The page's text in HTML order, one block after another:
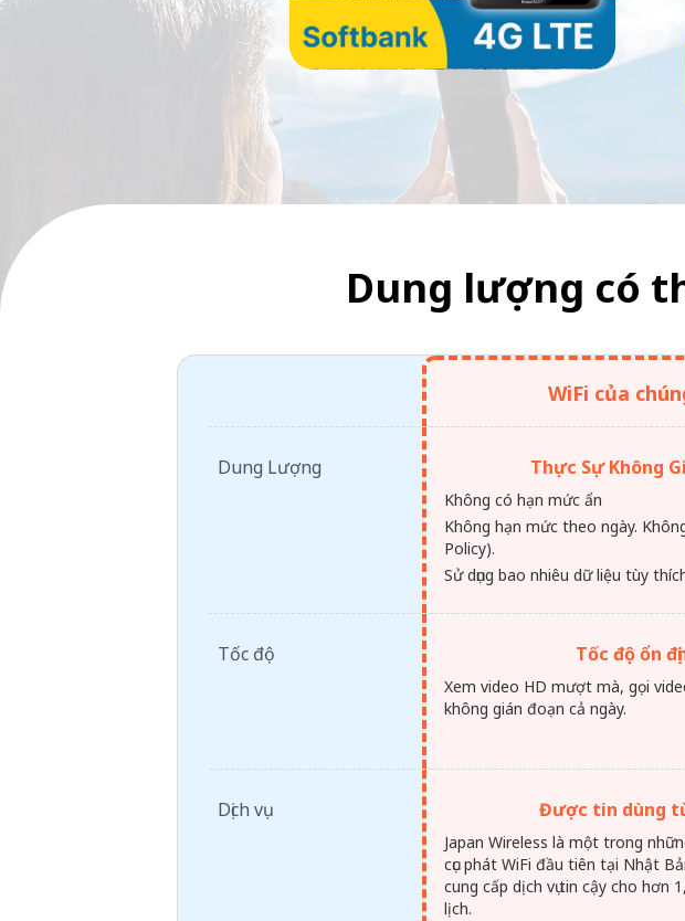
Dung lượng có
WiFi của
Dung Lượng Thực Sự Không
Không có hạn mức ẩn
Không hạn mức theo ngày.
Policy).
Sử dụng bao nhiêu dữ liệu tùy
Tốc độ Tốc độ ổn
Xem video HD mượt mà, gọi
không gián đoạn cả ngày.
Dịch vụ Được tin dùng
Japan Wireless là một trong
cục phát WiFi đầu tiên tại Nhật
cung cấp dịch vụ tin cậy cho hơn
lịch.